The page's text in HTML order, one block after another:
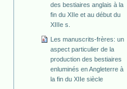
des bestiaires anglais à la
fin du XIIe et au début du
XIIIe s.
Les manuscrits-frères: un
aspect particulier de la
production des bestiaires
enluminés en Angleterre à
la fin du XIIe siècle